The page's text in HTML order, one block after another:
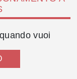
vuoi